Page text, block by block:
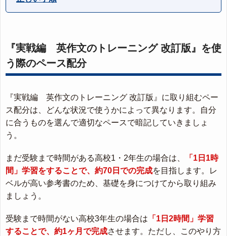
『実戦編 英作文のトレーニング 改訂版』を使
う際のペース配分
『実戦編 英作文のトレーニング 改訂版』に取り組むペー
ス配分は、どんな状況で使うかによって異なります。自分
に合うものを選んで適切なペースで暗記していきましょ
う。
まだ受験まで時間がある高校1・2年生の場合は、
「1日1時
間」学習をすることで、約70日での完成を目指します。レ
ベルが高い参考書のため、基礎を身につけてから取り組み
ましょう。
受験まで時間がない高校3年生の場合は 「1日2時間」学習
することで、約1ヶ月で完成させます。ただし、このやり方